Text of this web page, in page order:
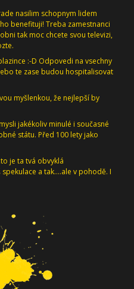
nasilim schopnym lidem
benefituji! Treba zamestnanci
tak moc chcete svou televizi,
:-D Odpovedi na vsechny
te zase budou hospitalisovat
myšlenkou, že nejlepší by
jakékoliv minulé i současné
státu. Před 100 lety jako
je ta tvá obvyklá
a tak....ale v pohodě. I